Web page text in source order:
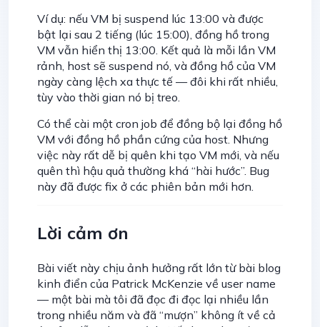
Ví dụ: nếu VM bị suspend lúc 13:00 và được
bật lại sau 2 tiếng (lúc 15:00), đồng hồ trong
VM vẫn hiển thị 13:00. Kết quả là mỗi lần VM
rảnh, host sẽ suspend nó, và đồng hồ của VM
ngày càng lệch xa thực tế — đôi khi rất nhiều,
tùy vào thời gian nó bị treo.
Có thể cài một cron job để đồng bộ lại đồng hồ
VM với đồng hồ phần cứng của host. Nhưng
việc này rất dễ bị quên khi tạo VM mới, và nếu
quên thì hậu quả thường khá “hài hước”. Bug
này đã được fix ở các phiên bản mới hơn.
Lời cảm ơn
Bài viết này chịu ảnh hưởng rất lớn từ bài blog
kinh điển của Patrick McKenzie về user name
— một bài mà tôi đã đọc đi đọc lại nhiều lần
trong nhiều năm và đã “mượn” không ít về cả